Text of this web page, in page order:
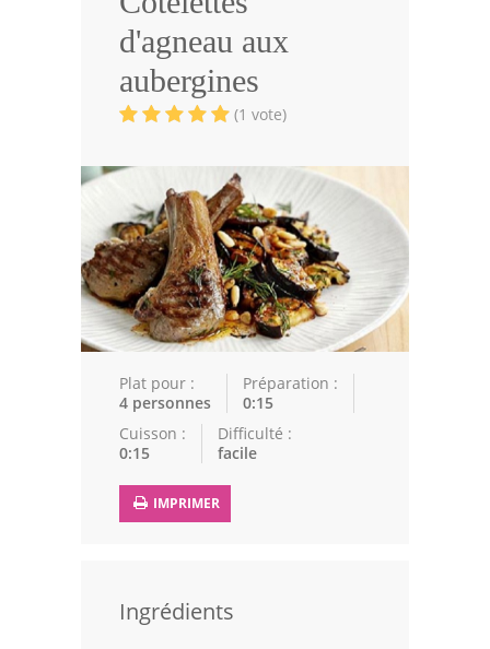
Volailles
Cuisines Orientales
Pâtisseries Orientales
Cuisine Algérienne
Cuisine Tunisienne
Cuisine Juive
Cuisine Libanaise
Articles
Actualités
Leçons de cuisine
Chefs
d'agneau aux
aubergines
(1 vote)
Plat pour :
4 personnes
Préparation :
0:15
Cuisson :
0:15
Difficulté :
facile
IMPRIMER
Ingrédients